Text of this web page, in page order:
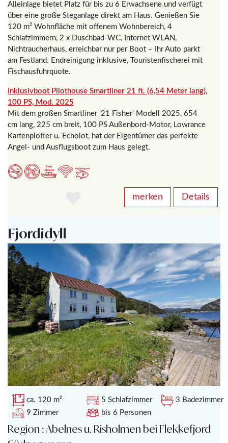
Alleinlage bietet Platz für bis zu 6 Erwachsene und verfügt
über eine große Steganlage direkt am Haus. Genießen Sie
120 m² Wohnfläche mit offenem Wohnbereich, 4
Schlafzimmern, 2 x Duschbad-WC, Internet WLAN,
Nichtraucherhaus, erreichbar nur per Boot – Ihr Auto parkt
am Festland. Endreinigung inklusive, Touristenfischerei mit
Fischausfuhrquote.
Inklusivboot Pilothouse Smartliner 21 ft. (6,54 Meter lang),
100 PS, Mod. 2025
Mit dem großen Smartliner '21 Fisher' Modell 2025, 654
cm lang, 225 cm breit, 100 PS Außenbord-Motor, Lowrance
Kartenplotter u. Echolot, hat der Eigentümer das perfekte
Angel- und Ausflugsboot zum Haus gelegt.
Details
merken
Fjordidyll
ca. 120 m² 5 Schlafzimmer
3 Badezimmer
9 Zimmer
bis 6 Personen
Region : Abelnes u. Risholmen bei Flekkefjord